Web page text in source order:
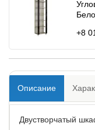
+8
Описание
Двустворчатый